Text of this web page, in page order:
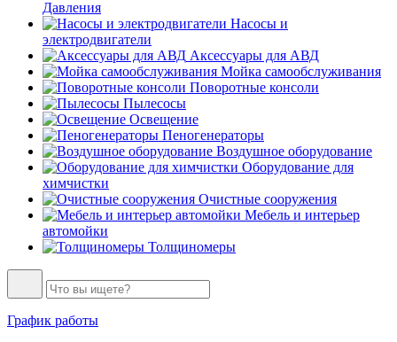
Давления
Насосы и
электродвигатели
Аксессуары для АВД
Мойка самообслуживания
Поворотные консоли
Пылесосы
Освещение
Пеногенераторы
Воздушное оборудование
Оборудование для
химчистки
Очистные сооружения
Мебель и интерьер
автомойки
Толщиномеры
График работы